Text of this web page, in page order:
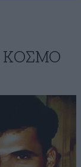
ΚΟΣΜΟ